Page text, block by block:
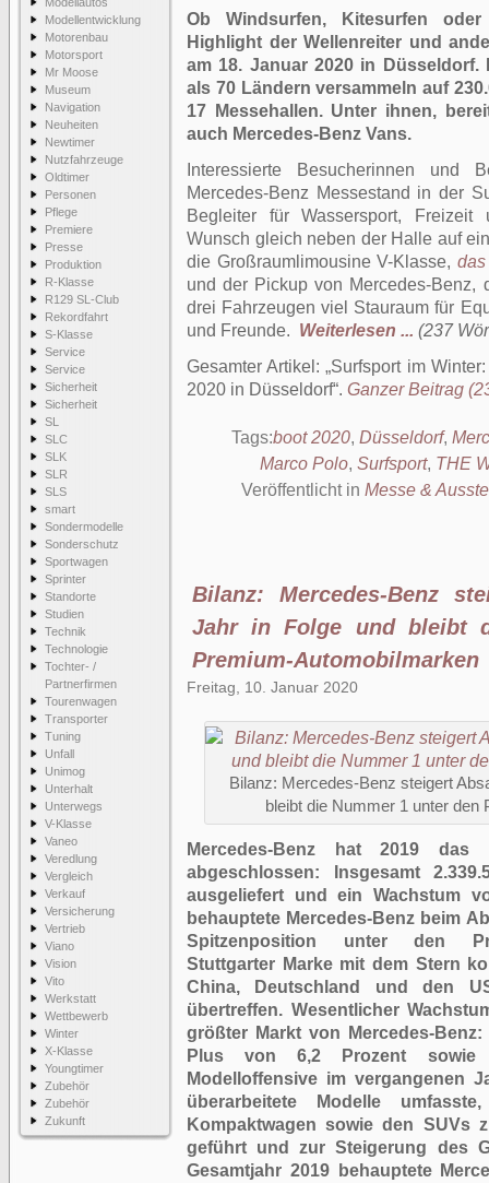
Modellentwicklung
Motorenbau
Motorsport
Mr Moose
Museum
Navigation
Neuheiten
Newtimer
Nutzfahrzeuge
Oldtimer
Personen
Pflege
Premiere
Presse
Produktion
R-Klasse
R129 SL-Club
Rekordfahrt
S-Klasse
Service
Service
Sicherheit
Sicherheit
SL
SLC
SLK
SLR
SLS
smart
Sondermodelle
Sonderschutz
Sportwagen
Sprinter
Standorte
Studien
Technik
Technologie
Tochter- /
Partnerfirmen
Tourenwagen
Transporter
Tuning
Unfall
Unimog
Unterhalt
Unterwegs
V-Klasse
Vaneo
Veredlung
Vergleich
Verkauf
Versicherung
Vertrieb
Viano
Vision
Vito
Werkstatt
Wettbewerb
Winter
X-Klasse
Youngtimer
Zubehör
Zubehör
Zukunft
Ob Windsurfen, Kitesurfen oder
Highlight der Wellenreiter und
am 18. Januar 2020 in
als 70 Ländern versammeln auf
17 Messehallen. Unter ihnen,
auch Mercedes-Benz Vans.
Interessierte Besucherinnen und
Mercedes-Benz Messestand in der
Begleiter für Wassersport,
Wunsch gleich neben der Halle auf
die Großraumlimousine V-Klasse,
und der Pickup von Mercedes-Benz,
drei Fahrzeugen viel Stauraum für
und Freunde. Weiterlesen ... (237
Gesamter Artikel: Surfsport im
2020 in Düsseldorf . Ganzer Beitrag
Tags:boot 2020, Düsseldorf,
Marco Polo, Surfsport, THE
Veröffentlicht in Messe &
Bilanz: Mercedes-Benz
Jahr in Folge und bleibt
Premium-Automobilmarken
Freitag, 10. Januar 2020
Bilanz: Mercedes-Benz steigert
bleibt die Nummer 1 unter
Mercedes-Benz hat 2019
abgeschlossen: Insgesamt
ausgeliefert und ein Wachstum
behauptete Mercedes-Benz beim
Spitzenposition unter den
Stuttgarter Marke mit dem Stern
China, Deutschland und den
übertreffen. Wesentlicher
größter Markt von Mercedes-
Plus von 6,2 Prozent sowie
Modelloffensive im vergangenen
überarbeitete Modelle
Kompaktwagen sowie den SUVs
geführt und zur Steigerung des
Gesamtjahr 2019 behauptete